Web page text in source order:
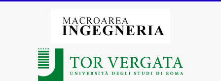
Macroarea